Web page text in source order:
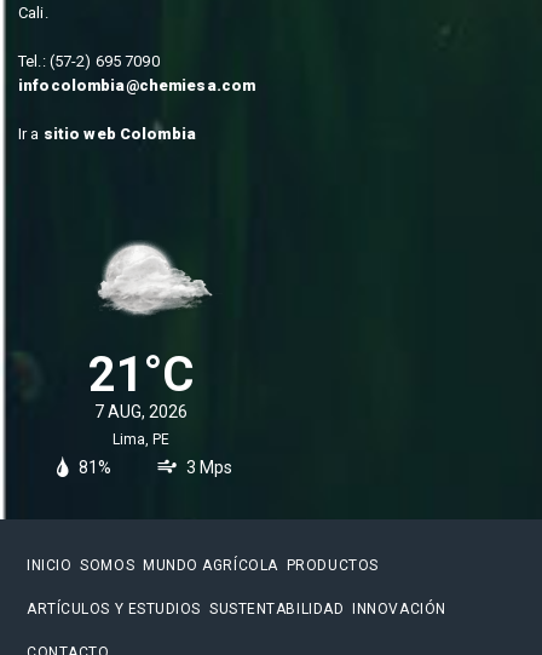
Cali.
Tel.: (57-2) 695 7090
infocolombia@chemiesa.com
Ir a sitio web Colombia
21°C
7 AUG, 2026
Lima, PE
81% 3 Mps
INICIO SOMOS MUNDO AGRÍCOLA PRODUCTOS
ARTÍCULOS Y ESTUDIOS SUSTENTABILIDAD INNOVACIÓN